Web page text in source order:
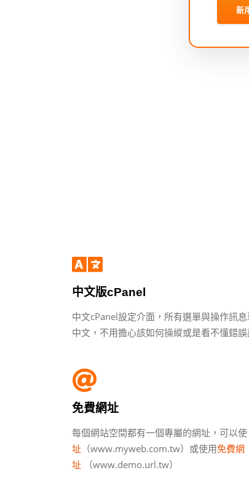
新
中文版cPanel
中文cPanel設定介面，所有選單與操作訊
中文，不用擔心該如何操縱或是看不懂錯誤
免費網址
每個網站空間都有一個專屬的網址，可以使
址 （www.myweb.com.tw）或使用免費網
址 （www.demo.url.tw）